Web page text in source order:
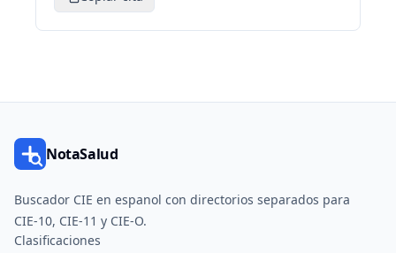
NotaSalud
Buscador CIE en espanol con directorios separados para
CIE-10, CIE-11 y CIE-O.
Clasificaciones